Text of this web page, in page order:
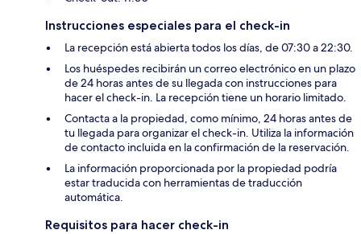
Instrucciones especiales para el check-in
La recepción está abierta todos los días, de 07:30 a 22:30.
Los huéspedes recibirán un correo electrónico en un plazo
de 24 horas antes de su llegada con instrucciones para
hacer el check-in. La recepción tiene un horario limitado.
Contacta a la propiedad, como mínimo, 24 horas antes de
tu llegada para organizar el check-in. Utiliza la información
de contacto incluida en la confirmación de la reservación.
La información proporcionada por la propiedad podría
estar traducida con herramientas de traducción
automática.
Requisitos para hacer check-in